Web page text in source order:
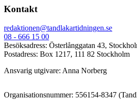
Kontakt
redaktionen@tandlakartidningen.se
08 - 666 15 00
Besöksadress: Österlånggatan 43,
Postadress: Box 1217, 111 82 Stockholm
Ansvarig utgivare: Anna Norberg
Organisationsnummer: 556154-8347